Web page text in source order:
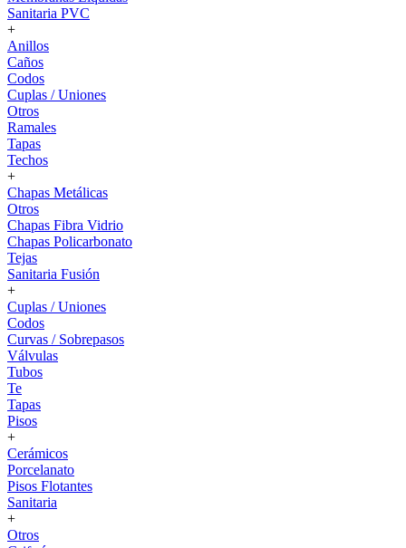
Sanitaria PVC
+
Anillos
Caños
Codos
Cuplas / Uniones
Otros
Ramales
Tapas
Techos
+
Chapas Metálicas
Otros
Chapas Fibra Vidrio
Chapas Policarbonato
Tejas
Sanitaria Fusión
+
Cuplas / Uniones
Codos
Curvas / Sobrepasos
Válvulas
Tubos
Te
Tapas
Pisos
+
Cerámicos
Porcelanato
Pisos Flotantes
Sanitaria
+
Otros